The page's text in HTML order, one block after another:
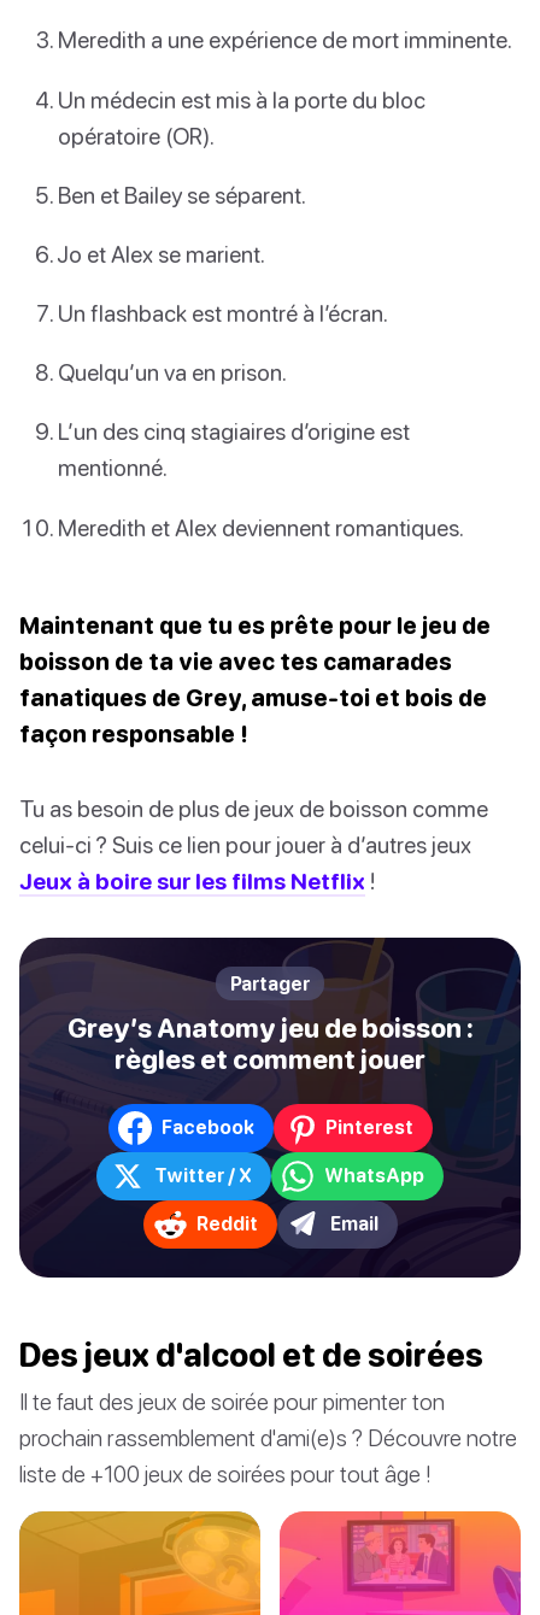
Meredith a une expérience de mort imminente.
Un médecin est mis à la porte du bloc
opératoire (OR).
Ben et Bailey se séparent.
Jo et Alex se marient.
Un flashback est montré à l’écran.
Quelqu’un va en prison.
L’un des cinq stagiaires d’origine est
mentionné.
Meredith et Alex deviennent romantiques.
Maintenant que tu es prête pour le jeu de
boisson de ta vie avec tes camarades
fanatiques de Grey, amuse-toi et bois de
façon responsable !
Tu as besoin de plus de jeux de boisson comme
celui-ci ? Suis ce lien pour jouer à d’autres jeux
Jeux à boire sur les films Netflix !
Partager
Grey’s Anatomy jeu de boisson :
règles et comment jouer
Facebook Pinterest
Twitter / X WhatsApp
Reddit Email
Des jeux d'alcool et de soirées
Il te faut des jeux de soirée pour pimenter ton
prochain rassemblement d'ami(e)s ? Découvre notre
liste de +100 jeux de soirées pour tout âge !